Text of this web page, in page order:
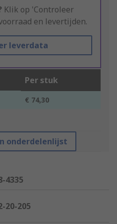
Klik op 'Controleer
en levertijden.
leverdata
Per stuk
€ 74,30
onderdelenlijst
4335
20-205